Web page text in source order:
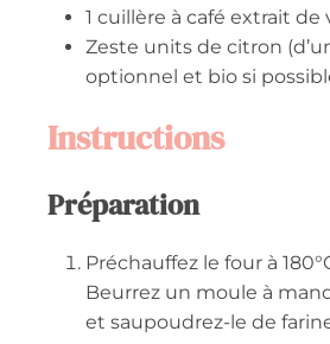
1 cuillère à café extrait de
Zeste units de citron
optionnel et bio si
Instructions
Préparation
Préchauffez le four à
Beurrez un moule à
et saupoudrez-le de